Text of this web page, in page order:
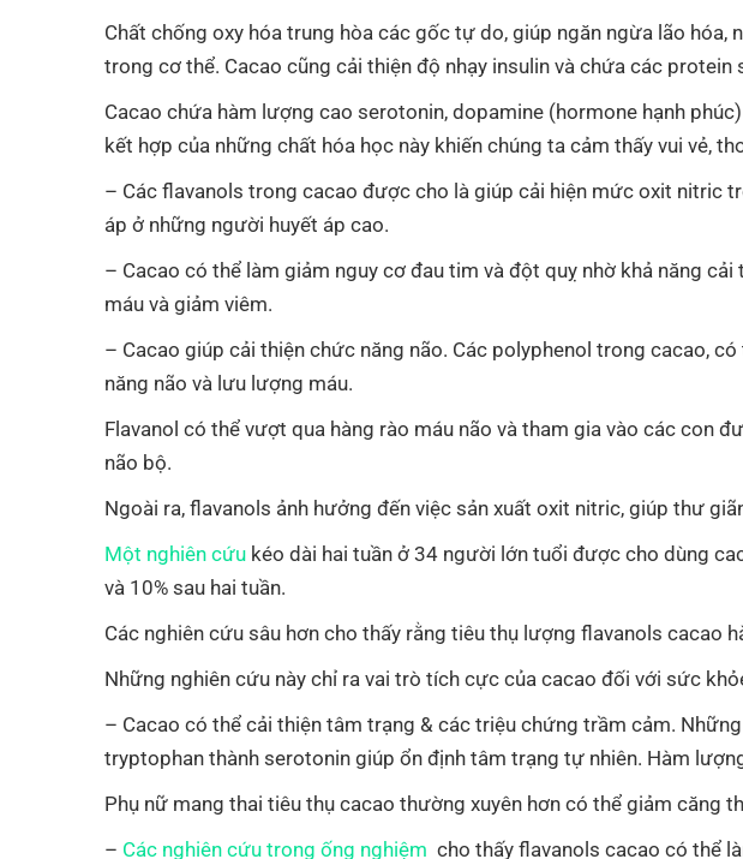
Chất chống oxy hóa trung hòa các gốc tự do, giúp ngăn ngừa lão
trong cơ thể. Cacao cũng cải thiện độ nhạy insulin và chứa các
Cacao chứa hàm lượng cao serotonin, dopamine (hormone hạnh
kết hợp của những chất hóa học này khiến chúng ta cảm thấy vui vẻ,
– Các flavanols trong cacao được cho là giúp cải hiện mức oxit nitric
áp ở những người huyết áp cao.
– Cacao có thể làm giảm nguy cơ đau tim và đột quỵ nhờ khả năng
máu và giảm viêm.
– Cacao giúp cải thiện chức năng não. Các polyphenol trong cacao,
năng não và lưu lượng máu.
Flavanol có thể vượt qua hàng rào máu não và tham gia vào các con
não bộ.
Ngoài ra, flavanols ảnh hưởng đến việc sản xuất oxit nitric, giúp thư
Một nghiên cứu kéo dài hai tuần ở 34 người lớn tuổi được cho dùng
và 10% sau hai tuần.
Các nghiên cứu sâu hơn cho thấy rằng tiêu thụ lượng flavanols cacao
Những nghiên cứu này chỉ ra vai trò tích cực của cacao đối với sức
– Cacao có thể cải thiện tâm trạng & các triệu chứng trầm cảm.
tryptophan thành serotonin giúp ổn định tâm trạng tự nhiên. Hàm
Phụ nữ mang thai tiêu thụ cacao thường xuyên hơn có thể giảm căng
– Các nghiên cứu trong ống nghiệm cho thấy flavanols cacao có thể